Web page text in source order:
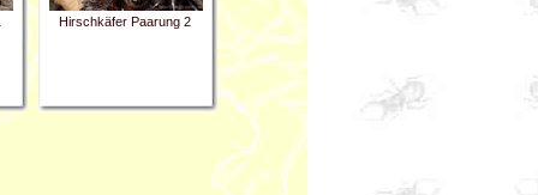
Hirschkäfer Paarung 2